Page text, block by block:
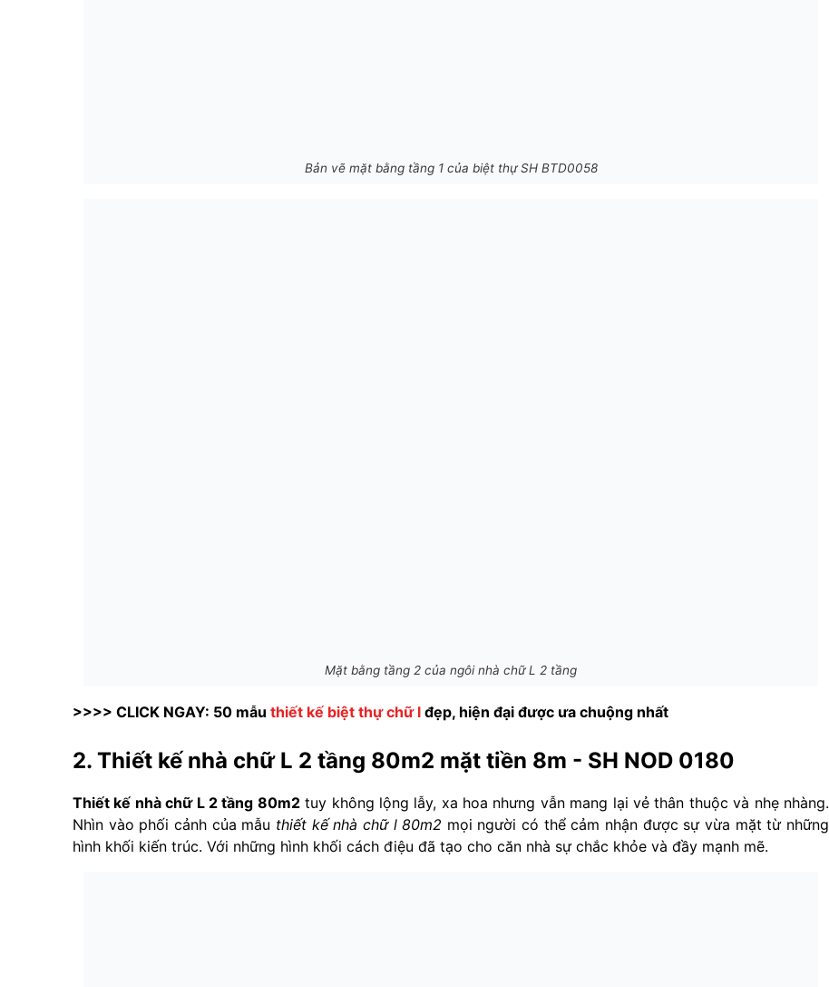
Bản vẽ mặt bằng tầng 1 của biệt thự SH BTD0058
Mặt bằng tầng 2 của ngôi nhà chữ L 2 tầng
>>>> CLICK NGAY: 50 mẫu thiết kế biệt thự chữ l đẹp, hiện đại được ưa chuộng nhất
2. Thiết kế nhà chữ L 2 tầng 80m2 mặt tiền 8m - SH NOD 0180
Thiết kế nhà chữ L 2 tầng 80m2tuy không lộng lẫy, xa hoa nhưng vẫn mang lại vẻ thân thuộc và nhẹ nhàng.
Nhìn vào phối cảnh của mẫu thiết kế nhà chữ l 80m2 mọi người có thể cảm nhận được sự vừa mặt từ những
hình khối kiến trúc. Với những hình khối cách điệu đã tạo cho căn nhà sự chắc khỏe và đầy mạnh mẽ.